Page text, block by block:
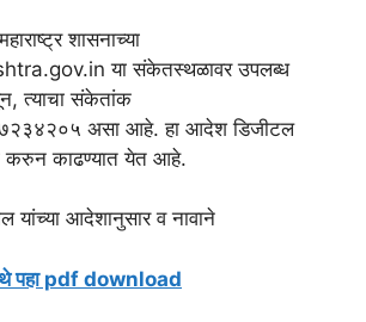
शासनाच्या
या संकेतस्थळावर उपलब्ध
त्याचा संकेतांक
असा आहे. हा आदेश डिजीटल
करुन काढण्यात येत आहे.
यांच्या आदेशानुसार व नावाने
पहा pdf download